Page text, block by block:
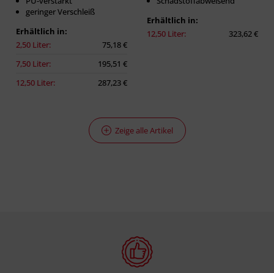
geringer Verschleiß
Erhältlich in:
2,50 Liter:
75,18 €
7,50 Liter:
195,51 €
12,50 Liter:
287,23 €
Erhältlich in:
12,50 Liter:
323,62 €
Zeige alle Artikel